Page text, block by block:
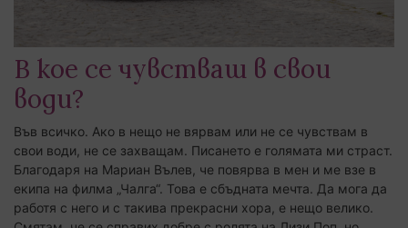
В кое се чувстваш в свои
води?
Във всичко. Ако в нещо не вярвам или не се чувствам в
свои води, не се захващам. Писането е голямата ми страст.
Благодаря на Мариан Вълев, че повярва в мен и ме взе в
екипа на филма „Чалга“. Това е сбъдната мечта. Да мога да
работя с него и с такива прекрасни хора, е нещо велико.